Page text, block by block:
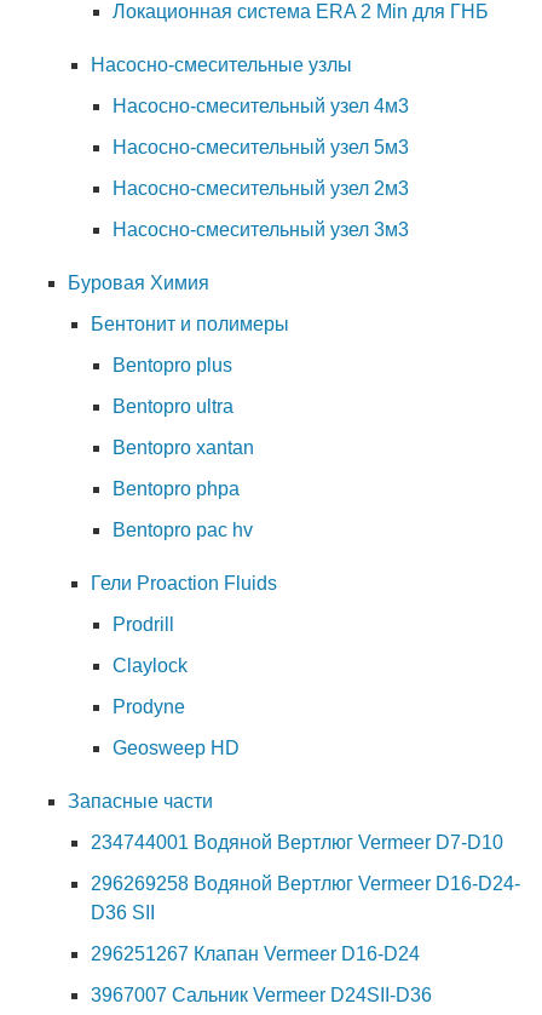
Локационная система ERA 2 Min для ГНБ
Насосно-смесительные узлы
Насосно-смесительный узел 4м3
Насосно-смесительный узел 5м3
Насосно-смесительный узел 2м3
Насосно-смесительный узел 3м3
Буровая Химия
Бентонит и полимеры
Bentopro plus
Bentopro ultra
Bentopro xantan
Bentopro phpa
Bentopro pac hv
Гели Proaction Fluids
Prodrill
Claylock
Prodyne
Geosweep HD
Запасные части
234744001 Водяной Вертлюг Vermeer D7-D10
296269258 Водяной Вертлюг Vermeer D16-D24-
D36 SII
296251267 Клапан Vermeer D16-D24
3967007 Сальник Vermeer D24SII-D36